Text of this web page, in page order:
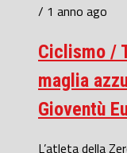
/ 1 anno ago
Ciclismo /
maglia
Gioventù
L’atleta della